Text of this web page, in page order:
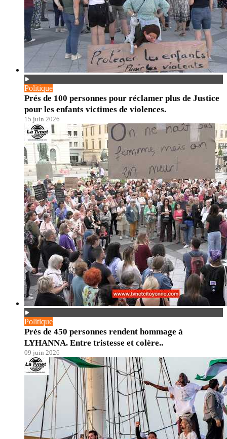
Politique
Prés de 100 personnes pour réclamer plus de Justice
pour les enfants victimes de violences.
15 juin 2026
Politique
Prés de 450 personnes rendent hommage à
LYHANNA. Entre tristesse et colère..
09 juin 2026